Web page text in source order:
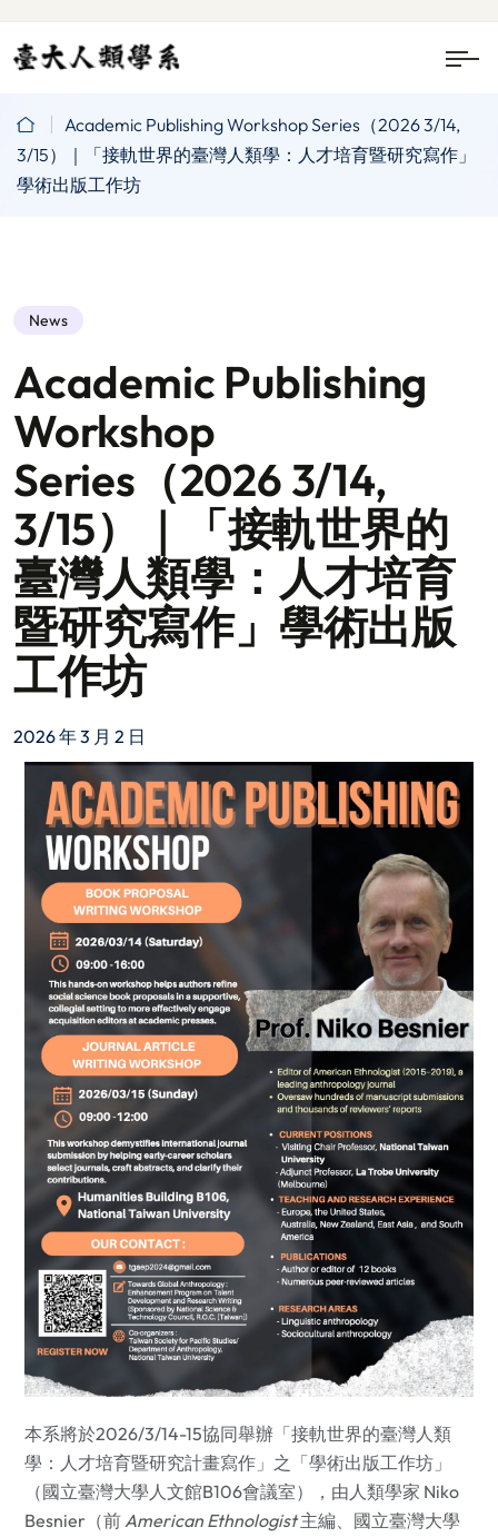
Academic Publishing Workshop Series（2026 3/14,
3/15）｜「接軌世界的臺灣人類學：人才培育暨研究寫作」
學術出版工作坊
News
Academic Publishing
Workshop
Series（2026 3/14,
3/15）｜「接軌世界的
臺灣人類學：人才培育
暨研究寫作」學術出版
工作坊
2026 年 3 月 2 日
本系將於2026/3/14-15協同舉辦「接軌世界的臺灣人類
學：人才培育暨研究計畫寫作」之「學術出版工作坊」
（國立臺灣大學人文館B106會議室），由人類學家 Niko
Besnier（前American Ethnologist主編、國立臺灣大學